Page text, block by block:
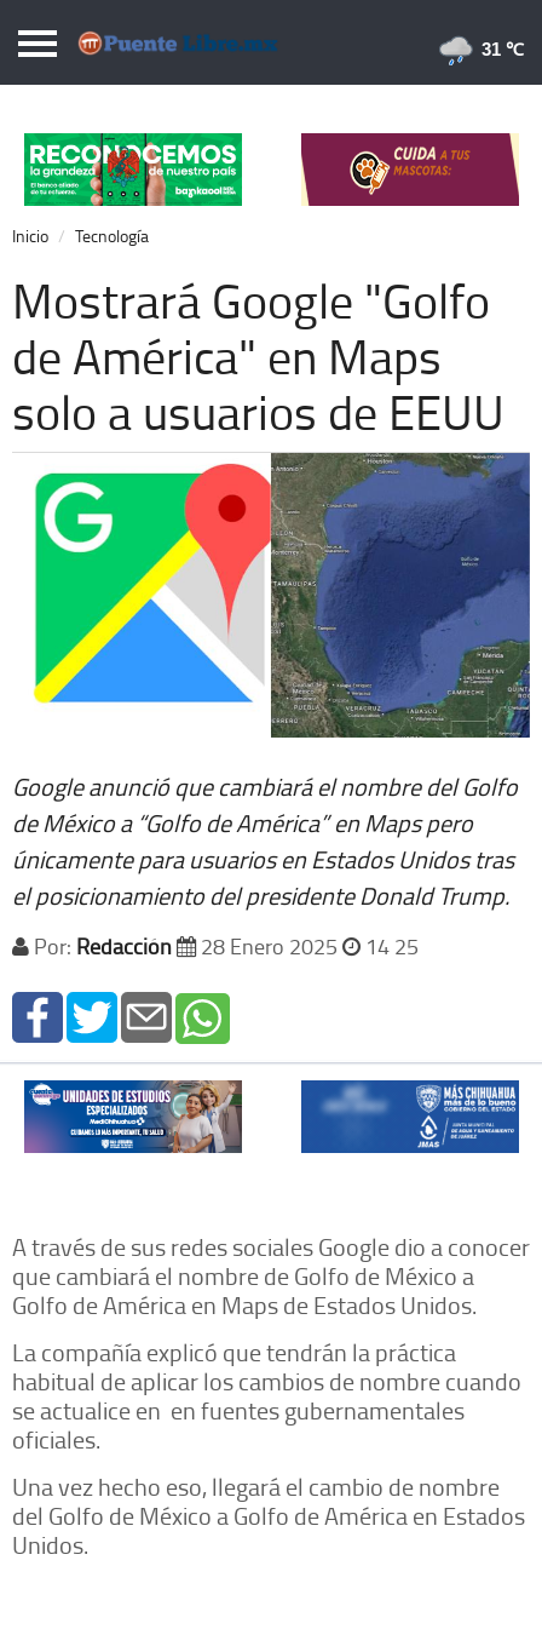
Puentelibre.mx
Local
Nacional
Opinión
Cronos
Economía
Espectáculos
Extra +
31 ℃
Inicio Tecnología
Mostrará Google "Golfo
de América" en Maps
solo a usuarios de EEUU
Google anunció que cambiará el nombre del Golfo
de México a “Golfo de América” en Maps pero
únicamente para usuarios en Estados Unidos tras
el posicionamiento del presidente Donald Trump.
Por: Redacción 28 Enero 2025 14 25
A través de sus redes sociales Google dio a conocer
que cambiará el nombre de Golfo de México a
Golfo de América en Maps de Estados Unidos.
La compañía explicó que tendrán la práctica
habitual de aplicar los cambios de nombre cuando
se actualice en en fuentes gubernamentales
oficiales.
Una vez hecho eso, llegará el cambio de nombre
del Golfo de México a Golfo de América en Estados
Unidos.